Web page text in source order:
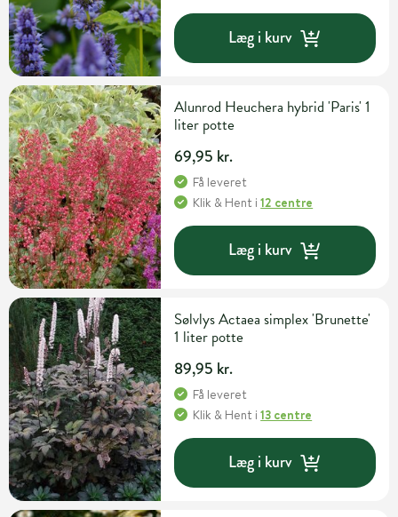
Læg i kurv
Alunrod Heuchera hybrid 'Paris' 1
liter potte
69,95 kr.
Få leveret
Klik & Hent i12 centre
Læg i kurv
Sølvlys Actaea simplex 'Brunette'
1 liter potte
89,95 kr.
Få leveret
Klik & Hent i13 centre
Læg i kurv